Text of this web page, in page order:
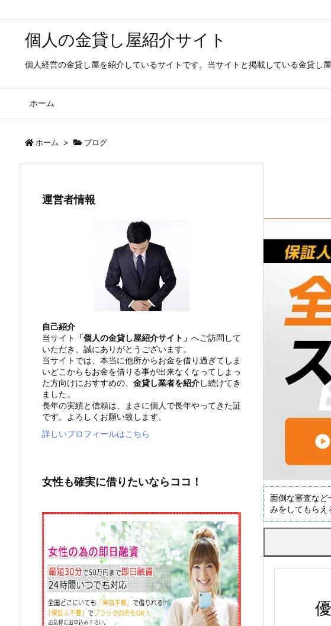
個人の金貸し屋紹介サイト
個人経営の金貸し屋を紹介しているサイトです。当サイトと掲載している金貸し
ホーム
ホーム > ブログ
面倒な審査な
みをしてもらえ
運営者情報
自己紹介
当サイト
「個人の金貸し屋紹介サイト」 へご訪問して
いただき、誠にありがとうございます。
当サイトでは、本当に他所からお金を借り過ぎてしま
いどこからもお金を借りる事が出来なくなってしまっ
た方向けにおすすめの、 金貸し業者を紹介し続けてき
ました。
長年の実績と信頼は、まさに個人で長年やってきた証
です。よろしくお願い致します。
詳しいプロフィールはこちら
女性も確実に借りたいならココ！